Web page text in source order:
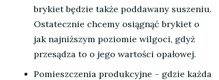
brykiet będzie także poddawany suszeniu.
Ostatecznie chcemy osiągnąć brykiet o
jak najniższym poziomie wilgoci, gdyż
przesądza to o jego wartości opałowej.
Pomieszczenia produkcyjne – gdzie każda